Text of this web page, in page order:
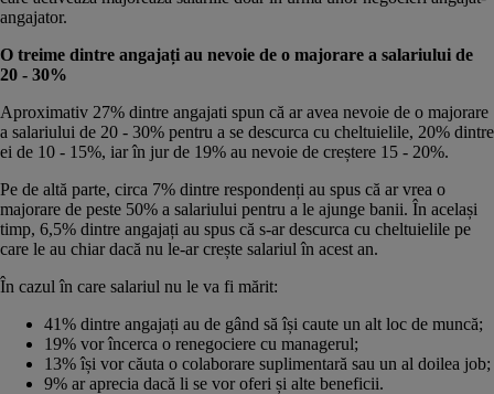
angajator.
O treime dintre angajați au nevoie de o majorare a salariului de
20 - 30%
Aproximativ 27% dintre angajati spun că ar avea nevoie de o majorare
a salariului de 20 - 30% pentru a se descurca cu cheltuielile, 20% dintre
ei de 10 - 15%, iar în jur de 19% au nevoie de creștere 15 - 20%.
Pe de altă parte, circa 7% dintre respondenți au spus că ar vrea o
majorare de peste 50% a salariului pentru a le ajunge banii. În același
timp, 6,5% dintre angajați au spus că s-ar descurca cu cheltuielile pe
care le au chiar dacă nu le-ar crește salariul în acest an.
În cazul în care salariul nu le va fi mărit:
41% dintre angajați au de gând să își caute un alt loc de muncă;
19% vor încerca o renegociere cu managerul;
13% își vor căuta o colaborare suplimentară sau un al doilea job;
9% ar aprecia dacă li se vor oferi și alte beneficii.